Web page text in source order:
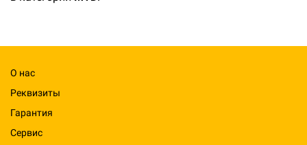
О нас
Реквизиты
Гарантия
Сервис